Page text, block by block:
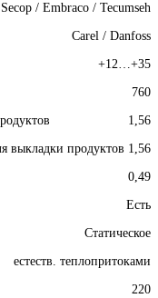
Secop / Embraco / Tecumseh
Carel / Danfoss
+12…+35
760
1,56
выкладки продуктов 1,56
0,49
Есть
Статическое
естеств. теплопритоками
220